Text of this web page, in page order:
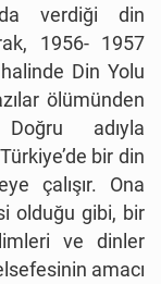
verdiği din
1956- 1957
Din Yolu
ölümünden
adıyla
bir din
çalışır. Ona
olduğu gibi, bir
ve dinler
amacı